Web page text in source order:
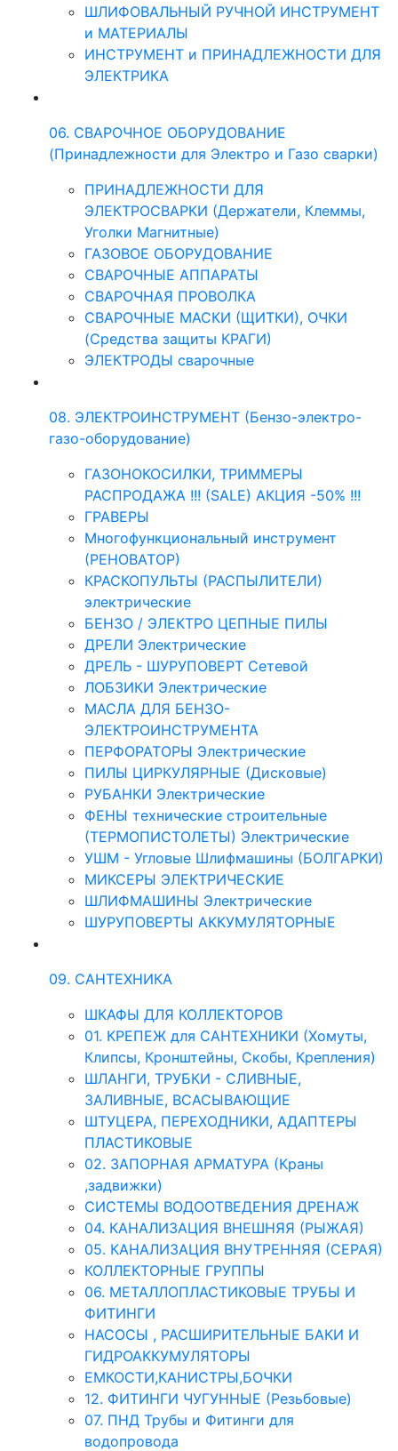
ШЛИФОВАЛЬНЫЙ РУЧНОЙ ИНСТРУМЕНТ
и МАТЕРИАЛЫ
ИНСТРУМЕНТ и ПРИНАДЛЕЖНОСТИ ДЛЯ
ЭЛЕКТРИКА
06. СВАРОЧНОЕ ОБОРУДОВАНИЕ
(Принадлежности для Электро и Газо сварки)
ПРИНАДЛЕЖНОСТИ ДЛЯ
ЭЛЕКТРОСВАРКИ (Держатели, Клеммы,
Уголки Магнитные)
ГАЗОВОЕ ОБОРУДОВАНИЕ
СВАРОЧНЫЕ АППАРАТЫ
СВАРОЧНАЯ ПРОВОЛКА
СВАРОЧНЫЕ МАСКИ (ЩИТКИ), ОЧКИ
(Средства защиты КРАГИ)
ЭЛЕКТРОДЫ сварочные
08. ЭЛЕКТРОИНСТРУМЕНТ (Бензо-электро-
газо-оборудование)
ГАЗОНОКОСИЛКИ, ТРИММЕРЫ
РАСПРОДАЖА !!! (SALE) АКЦИЯ -50% !!!
ГРАВЕРЫ
Многофункциональный инструмент
(РЕНОВАТОР)
КРАСКОПУЛЬТЫ (РАСПЫЛИТЕЛИ)
электрические
БЕНЗО / ЭЛЕКТРО ЦЕПНЫЕ ПИЛЫ
ДРЕЛИ Электрические
ДРЕЛЬ - ШУРУПОВЕРТ Сетевой
ЛОБЗИКИ Электрические
МАСЛА ДЛЯ БЕНЗО-
ЭЛЕКТРОИНСТРУМЕНТА
ПЕРФОРАТОРЫ Электрические
ПИЛЫ ЦИРКУЛЯРНЫЕ (Дисковые)
РУБАНКИ Электрические
ФЕНЫ технические строительные
(ТЕРМОПИСТОЛЕТЫ) Электрические
УШМ - Угловые Шлифмашины (БОЛГАРКИ)
МИКСЕРЫ ЭЛЕКТРИЧЕСКИЕ
ШЛИФМАШИНЫ Электрические
ШУРУПОВЕРТЫ АККУМУЛЯТОРНЫЕ
09. САНТЕХНИКА
ШКАФЫ ДЛЯ КОЛЛЕКТОРОВ
01. КРЕПЕЖ для САНТЕХНИКИ (Хомуты,
Клипсы, Кронштейны, Скобы, Крепления)
ШЛАНГИ, ТРУБКИ - СЛИВНЫЕ,
ЗАЛИВНЫЕ, ВСАСЫВАЮЩИЕ
ШТУЦЕРА, ПЕРЕХОДНИКИ, АДАПТЕРЫ
ПЛАСТИКОВЫЕ
02. ЗАПОРНАЯ АРМАТУРА (Краны
,задвижки)
СИСТЕМЫ ВОДООТВЕДЕНИЯ ДРЕНАЖ
04. КАНАЛИЗАЦИЯ ВНЕШНЯЯ (РЫЖАЯ)
05. КАНАЛИЗАЦИЯ ВНУТРЕННЯЯ (СЕРАЯ)
КОЛЛЕКТОРНЫЕ ГРУППЫ
06. МЕТАЛЛОПЛАСТИКОВЫЕ ТРУБЫ И
ФИТИНГИ
НАСОСЫ , РАСШИРИТЕЛЬНЫЕ БАКИ И
ГИДРОАККУМУЛЯТОРЫ
ЕМКОСТИ,КАНИСТРЫ,БОЧКИ
12. ФИТИНГИ ЧУГУННЫЕ (Резьбовые)
07. ПНД Трубы и Фитинги для
водопровода